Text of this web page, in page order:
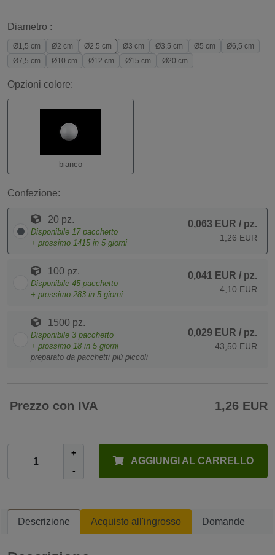
Diametro :
Ø1,5 cm Ø2 cm Ø2,5 cm Ø3 cm Ø3,5 cm Ø5 cm
Ø6,5 cm
Ø7,5 cm
Ø10 cm Ø12 cm Ø15 cm Ø20 cm
Opzioni colore:
bianco
Confezione:
20 pz.
Disponibile 17 pacchetto
+ prossimo 1415 in 5 giorni
0,063 EUR / pz.
1,26 EUR
100 pz.
Disponibile 45 pacchetto
+ prossimo 283 in 5 giorni
0,041 EUR / pz.
4,10 EUR
1500 pz.
Disponibile 3 pacchetto
+ prossimo 18 in 5 giorni
preparato da pacchetti più piccoli
0,029 EUR / pz.
43,50 EUR
Prezzo con IVA 1,26 EUR
+
-
AGGIUNGI AL CARRELLO
Descrizione Acquisto all'ingrosso Domande